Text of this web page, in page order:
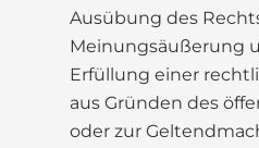
Ausübung des
Meinungsäußerung
Erfüllung einer
aus Gründen des
oder zur